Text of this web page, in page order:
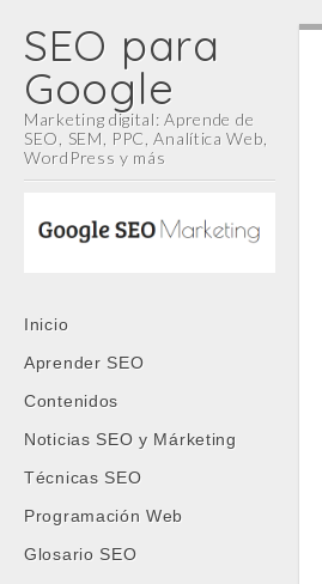
SEO para
Google
Marketing digital: Aprende de
SEO, SEM, PPC, Analítica Web,
WordPress y más
Main
menu
Skip
content
Inicio
Aprender SEO
Contenidos
Noticias SEO y Márketing
Técnicas SEO
Programación Web
Glosario SEO